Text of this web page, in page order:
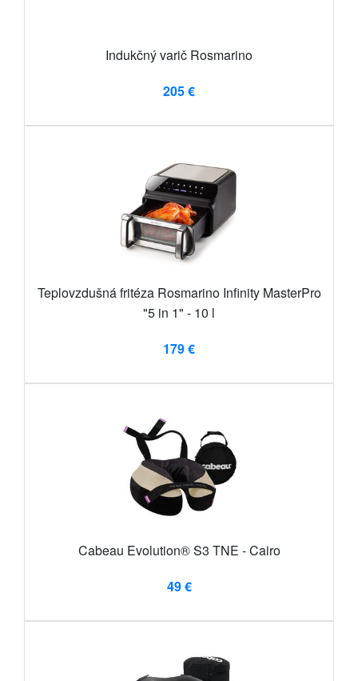
Indukčný varič Rosmarino
205 €
Teplovzdušná fritéza Rosmarino Infinity MasterPro
"5 in 1" - 10 l
179 €
Cabeau Evolution® S3 TNE - Cairo
49 €